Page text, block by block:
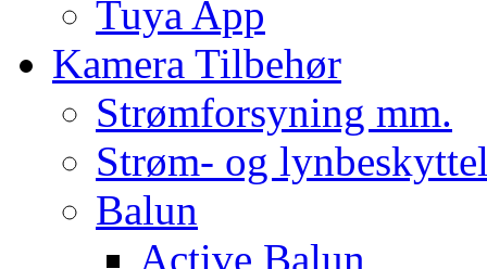
Tuya App
Kamera Tilbehør
Strømforsyning mm.
Strøm- og
Balun
Active Balun